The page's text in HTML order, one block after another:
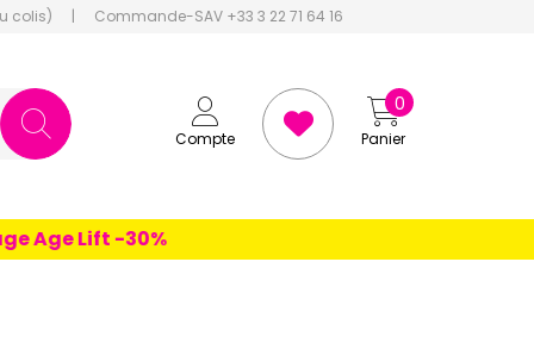
colis) | Commande-SAV +33 3 22 71 64 16
Compte Panier
0
Age Lift -30%